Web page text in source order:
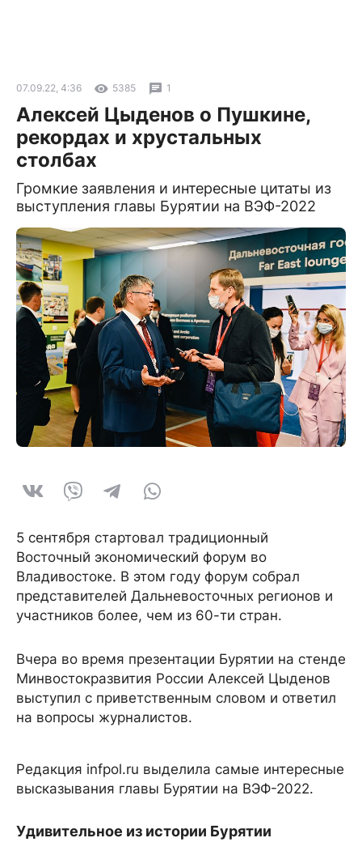
07.09.22, 4:36 5385 1
Алексей Цыденов о Пушкине,
рекордах и хрустальных
столбах
Громкие заявления и интересные цитаты из
выступления главы Бурятии на ВЭФ-2022
5 сентября стартовал традиционный
Восточный экономический форум во
Владивостоке. В этом году форум собрал
представителей Дальневосточных регионов и
участников более, чем из 60-ти стран.
Вчера во время презентации Бурятии на стенде
Минвостокразвития России Алексей Цыденов
выступил с приветственным словом и ответил
на вопросы журналистов.
Редакция infpol.ru выделила самые интересные
высказывания главы Бурятии на ВЭФ-2022.
Удивительное из истории Бурятии